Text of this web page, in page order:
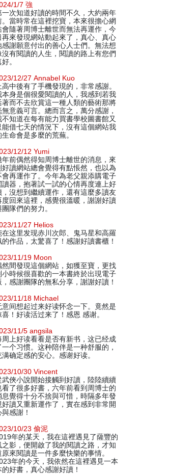
1/7 強
一次知道好讀的時間不久，大約兩年
。當時常在這裡挖寶，本來很擔心網
會隨著周博士離世而無法再運作，今
再來發現網站動起來了，真心、真心
感謝願意付出的善心人士們。無法想
沒有閱讀的人生，閱讀的路上有您們
。
12/27 Annabel Kuo
高中後有了手機發現的，非常感謝。
本身是個很愛閱讀的人，我感到若我
著而不去欣賞這一種人類的藝術那將
無意義可言。總而言之，萬分感謝，
不知道在每有能力買書學校圖書館又
能借七天的情況下，沒有這個網站我
生命會是多麼的荒蕪。
12/12 Yumi
年前偶然得知周博士離世的消息，來
好讀網站總會覺得有點悵然，也以為
會再運作了。今年為老父親添購電子
讀器，抱著試一試的心情再度連上好
，沒想到繼續運作，還有這麼多讀友
度回來這裡，感覺很溫暖，謝謝好讀
團隊們的努力。
11/27 Helios
在这里发现赤川次郎、鬼马星和高羅
的作品，太驚喜了！感謝好讀書櫃！
11/19 Moon
然間發現這個網站，如獲至寶，更找
小時候很喜歡的一本書終於出現電子
，感謝團隊的無私分享，謝謝好讀！
11/18 Michael
意间想起过来好读怀念一下。竟然是
喜！好读活过来了！感恩 感谢。
11/5 angsila
周上好读看看是否有新书，这已经成
一个习惯。这种陪伴是一种舒服的，
满确定感的安心。感谢好读。
10/30 Vincent
武俠小說開始接觸到好讀，陸陸續續
看了很多好書，六年前看到周博士的
息覺得十分不捨與可惜，時隔多年發
好讀又重新運作了，實在感到非常開
與感謝！
10/23 偷泥
年的某天，我在這裡遇見了薩豐的
之影，便開啟了我的閱讀之路，才知
原來閱讀是一件多麼快樂的事情。
年的今天，我依然在這裡遇見一本
的好書，真心感謝好讀！